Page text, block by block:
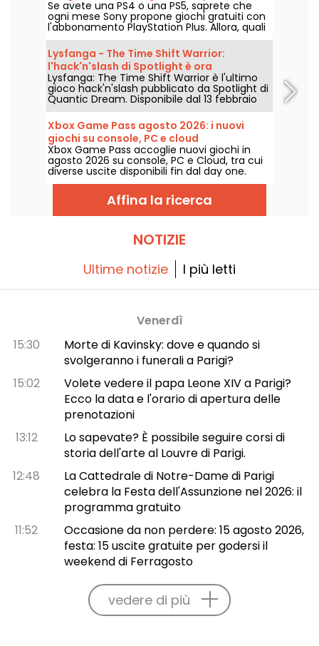
perdere
Se avete una PS4 o una PS5, saprete che
ogni mese Sony propone giochi gratuiti con
l'abbonamento PlayStation Plus. Allora, quali
sono i giochi offerti ad agosto 2026?
Scoprite la selezione di questo mese.
Lysfanga - The Time Shift Warrior:
l'hack'n'slash di Spotlight è ora
disponibile
Lysfanga: The Time Shift Warrior è l'ultimo
gioco hack'n'slash pubblicato da Spotlight di
Quantic Dream. Disponibile dal 13 febbraio
2024 su Steam ed Epic Games Store, questo
gioco offre un'avventura epica che
combina azione intensa e strategia
temporale. Con una demo gratuita allo
Steam Next Fest, i giocatori potranno
immergersi nel mondo di Antala e
sperimentare un'innovativa meccanica di
gioco!
Xbox Game Pass agosto 2026: i nuovi
giochi su console, PC e cloud
Xbox Game Pass accoglie nuovi giochi in
agosto 2026 su console, PC e Cloud, tra cui
diverse uscite disponibili fin dal day one.
Ecco le principali aggiunte annunciate da
Microsoft per gli abbonati al servizio.
Affina la ricerca
NOTIZIE
Ultime notizie I più letti
Venerdì
15:30
Morte di Kavinsky: dove e quando si
svolgeranno i funerali a Parigi?
15:02
Volete vedere il papa Leone XIV a Parigi?
Ecco la data e l'orario di apertura delle
prenotazioni
13:12
Lo sapevate? È possibile seguire corsi di
storia dell'arte al Louvre di Parigi.
12:48
La Cattedrale di Notre-Dame di Parigi
celebra la Festa dell'Assunzione nel 2026: il
programma gratuito
11:52
Occasione da non perdere: 15 agosto 2026,
festa: 15 uscite gratuite per godersi il
weekend di Ferragosto
vedere di più